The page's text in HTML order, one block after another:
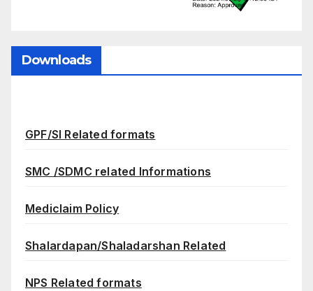
Downloads
GPF/SI Related formats
SMC /SDMC related Informations
Mediclaim Policy
Shalardapan/Shaladarshan Related
NPS Related formats